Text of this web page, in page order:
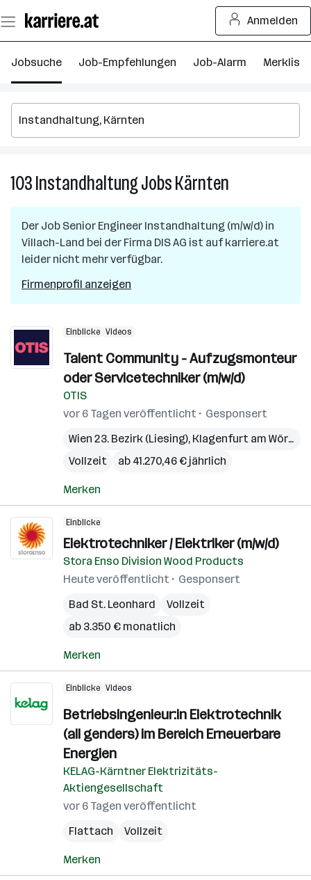
Seiteninhalt
springen
Anmelden
Jobsuche Job-Empfehlungen Job-Alarm Merkliste
103InstandhaltungJobsKärnten
in
Kärnten
Der Job Senior Engineer Instandhaltung (m/w/d) in
Villach-Land bei der Firma DIS AG ist auf karriere.at
leider nicht mehr verfügbar.
Firmenprofil anzeigen
Einblicke Videos
Talent Community - Aufzugsmonteur
oder Servicetechniker (m/w/d)
OTIS
vor 6 Tagen veröffentlicht
Gesponsert
Wien 23. Bezirk (Liesing), Klagenfurt am Wörthersee
Vollzeit
ab 41.270,46 € jährlich
Merken
Einblicke
Elektrotechniker / Elektriker (m/w/d)
Stora Enso Division Wood Products
Heute veröffentlicht
Gesponsert
Bad St. Leonhard
Vollzeit
ab 3.350 € monatlich
Merken
Einblicke Videos
Betriebsingenieur:in Elektrotechnik
(all genders) im Bereich Erneuerbare
Energien
KELAG-Kärntner Elektrizitäts-
Aktiengesellschaft
vor 6 Tagen veröffentlicht
Flattach
Vollzeit
Merken